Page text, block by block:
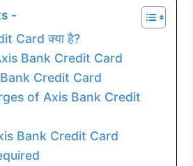
-
Card क्या है?
Bank Credit Card
Credit Card
of Axis Bank Credit
Bank Credit Card